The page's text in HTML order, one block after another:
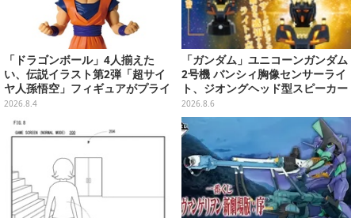
「ドラゴンボール」4人揃えた
い、伝説イラスト第2弾「超サイ
ヤ人孫悟空」フィギュアがプライ
ズ展開！ビッグサイズの「筋斗
2026.8.4
「ガンダム」ユニコーンガンダム
2号機 バンシィ胸像センサーライ
ト、ジオングヘッド型スピーカー
が順次プライズ展開！
2026.8.6